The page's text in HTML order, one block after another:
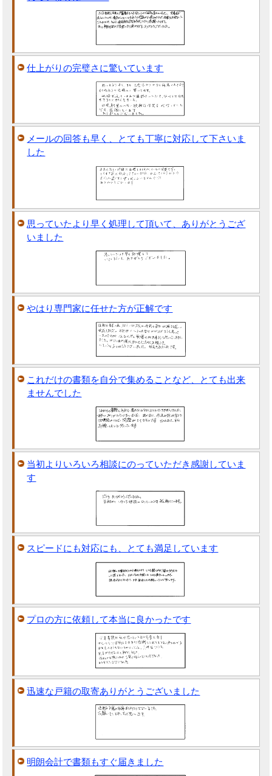
仕上がりの完璧さに驚いています
メールの回答も早く、とても丁寧に対応して下さいま
した
思っていたより早く処理して頂いて、ありがとうござ
いました
やはり専門家に任せた方が正解です
これだけの書類を自分で集めることなど、とても出来
ませんでした
当初よりいろいろ相談にのっていただき感謝していま
す
スピードにも対応にも、とても満足しています
プロの方に依頼して本当に良かったです
迅速な戸籍の取寄ありがとうございました
明朗会計で書類もすぐ届きました